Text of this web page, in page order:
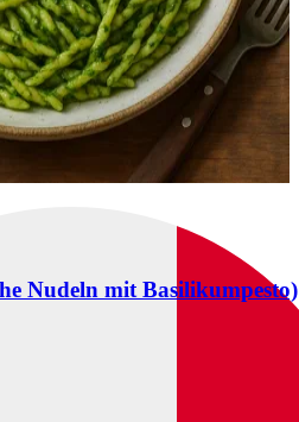
Nudeln mit Basilikumpesto)